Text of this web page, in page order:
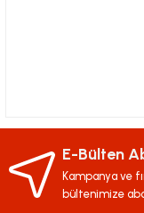
E-Bülten
Kampanya ve
bültenimize